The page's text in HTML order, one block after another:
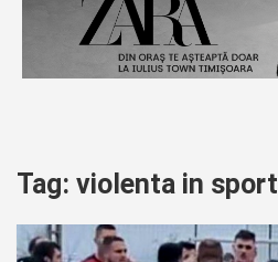
Tag: violenta in sport